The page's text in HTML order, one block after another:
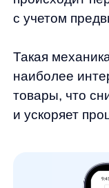
3️⃣Исправление
пользователь
и исправит
шуруп.
4️⃣Коррекция
идет обработка